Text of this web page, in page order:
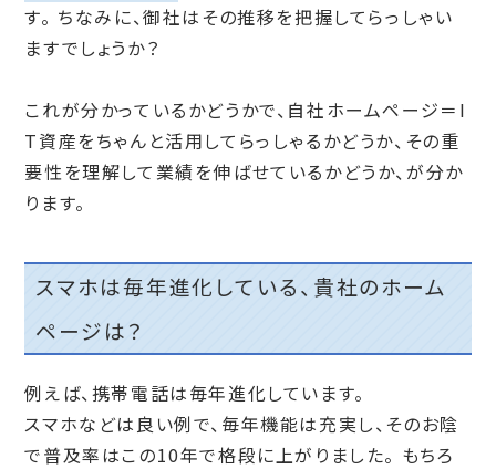
す。 ちなみに、御社はその推移を把握してらっしゃい
ますでしょうか？
これが分かっているかどうかで、自社ホームページ＝I
T資産をちゃんと活用してらっしゃるかどうか、その重
要性を理解して業績を伸ばせているかどうか、が分か
ります。
スマホは毎年進化している、貴社のホーム
ページは？
例えば、携帯電話は毎年進化しています。
スマホなどは良い例で、毎年機能は充実し、そのお陰
で普及率はこの10年で格段に上がりました。 もちろ